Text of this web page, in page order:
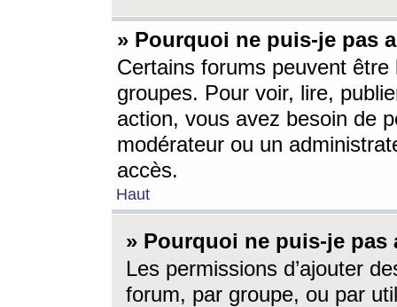
» Pourquoi ne puis-je pas
Certains forums peuvent être
groupes. Pour voir, lire,
action, vous avez besoin de
modérateur ou un
accès.
Haut
» Pourquoi ne puis-je
Les permissions d’ajouter
forum, par groupe, ou par